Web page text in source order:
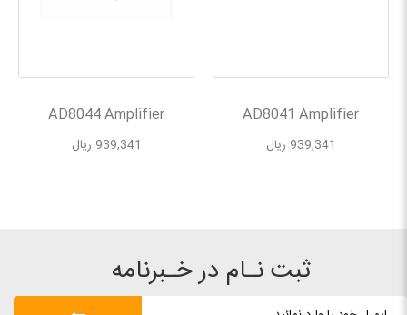
AD8041 Amplifier
939,341 ریال
AD8044 Amplifier
939,341 ریال
ثبت نـام در خـبرنامه